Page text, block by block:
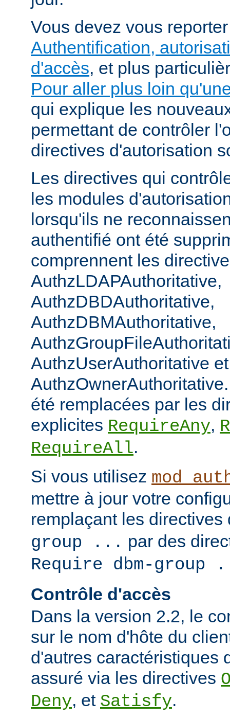
Vous devez vous
Authentification,
d'accès, et plus
Pour aller plus loin
qui explique les
permettant de contrôler
directives d'autorisation
Les directives qui
les modules
lorsqu'ils ne
authentifié ont été
comprennent les
AuthzLDAPAuthoritative,
AuthzDBDAuthoritative,
AuthzDBMAuthoritative,
AuthzUserAuthoritative et
été remplacées par les
explicites RequireAny,
RequireAll.
Si vous utilisez
mettre à jour votre
remplaçant les
group ... par des
Require dbm-group
Contrôle d'accès
Dans la version 2.2, le
sur le nom d'hôte du
d'autres caractéristiques
assuré via les directives
Deny, et Satisfy.